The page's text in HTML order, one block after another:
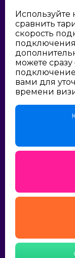
Используйте
сравнить
скорость
можете сразу
вами для
времени